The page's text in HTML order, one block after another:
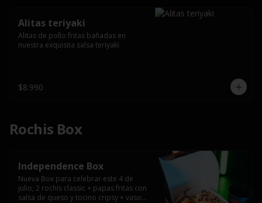
Alitas teriyaki
Alitas de pollo fritas bañadas en
nuestra exquisita salsa teriyaki
$8.990
Rochis Box
Independence Box
Nueva Box para celebrar este 4 de
julio; 2 rochis classic + papas fritas con
salsa de queso y tocino cripsy + vaso